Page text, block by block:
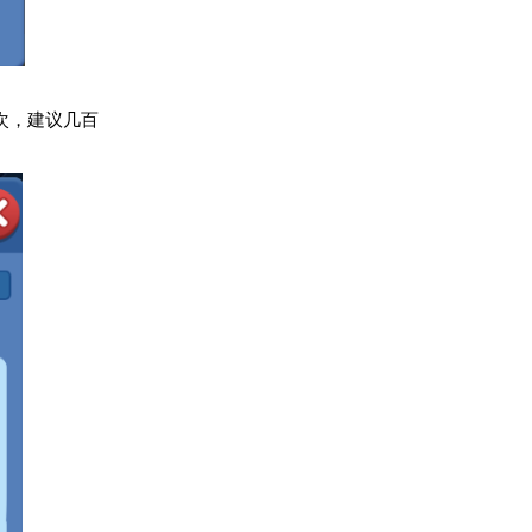
，建议几百